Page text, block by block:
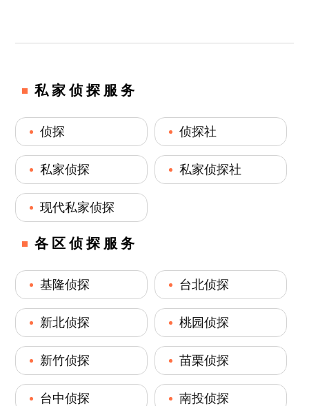
私家侦探服务
侦探 侦探社
私家侦探 私家侦探社
现代私家侦探
各区侦探服务
基隆侦探 台北侦探
新北侦探 桃园侦探
新竹侦探 苗栗侦探
台中侦探 南投侦探